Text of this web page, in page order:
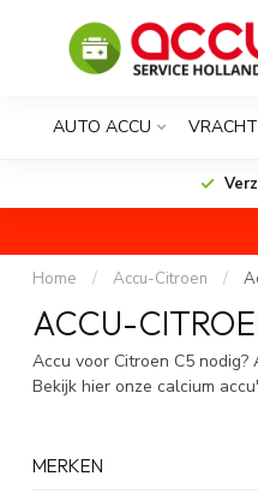
AUTO ACCU
Home / Accu-Citroen /
ACCU-
Accu voor Citroen C5
Bekijk hier onze calcium
MERKEN